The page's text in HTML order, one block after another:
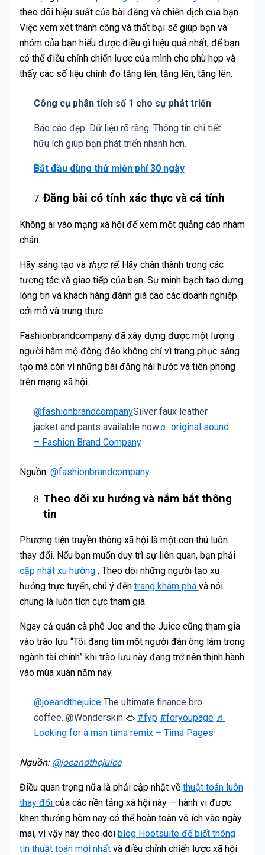
theo dõi hiệu suất của bài đăng và chiến dịch của bạn.
Việc xem xét thành công và thất bại sẽ giúp bạn và
nhóm của bạn hiểu được điều gì hiệu quả nhất, để bạn
có thể điều chỉnh chiến lược của mình cho phù hợp và
thấy các số liệu chính đó tăng lên, tăng lên, tăng lên.
Công cụ phân tích số 1 cho sự phát triển
Báo cáo đẹp. Dữ liệu rõ ràng. Thông tin chi tiết
hữu ích giúp bạn phát triển nhanh hơn.
Bắt đầu dùng thử miễn phí 30 ngày
Đăng bài có tính xác thực và cá tính
Không ai vào mạng xã hội để xem một quảng cáo nhàm
chán.
Hãy sáng tạo và thực tế. Hãy chân thành trong các
tương tác và giao tiếp của bạn. Sự minh bạch tạo dựng
lòng tin và khách hàng đánh giá cao các doanh nghiệp
cởi mở và trung thực.
Fashionbrandcompany đã xây dựng được một lượng
người hâm mộ đông đảo không chỉ vì trang phục sáng
tạo mà còn vì những bài đăng hài hước và tiên phong
trên mạng xã hội.
@fashionbrandcompanySilver faux leather
jacket and pants available now♬ original sound
– Fashion Brand Company
Nguồn: @fashionbrandcompany
Theo dõi xu hướng và nắm bắt thông
tin
Phương tiện truyền thông xã hội là một con thú luôn
thay đổi. Nếu bạn muốn duy trì sự liên quan, bạn phải
cập nhật xu hướng . Theo dõi những người tạo xu
hướng trực tuyến, chú ý đến trang khám phá và nói
chung là luôn tích cực tham gia.
Ngay cả quán cà phê Joe and the Juice cũng tham gia
vào trào lưu “Tôi đang tìm một người đàn ông làm trong
ngành tài chính” khi trào lưu này đang trở nên thịnh hành
vào mùa xuân năm nay.
@joeandthejuiceThe ultimate finance bro
coffee. @Wonderskin 👄 #fyp #foryoupage ♬
Looking for a man tima remix – Tima Pages
Nguồn: @joeandthejuice
Điều quan trọng nữa là phải cập nhật về thuật toán luôn
thay đổi của các nền tảng xã hội này — hành vi được
khen thưởng hôm nay có thể hoàn toàn vô ích vào ngày
mai, vì vậy hãy theo dõi blog Hootsuite để biết thông
tin thuật toán mới nhất và điều chỉnh chiến lược xã hội